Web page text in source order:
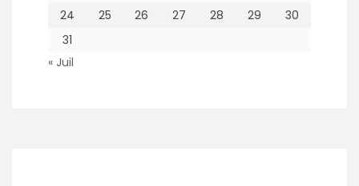
24
25 26 27 28 29
30
31
« Juil